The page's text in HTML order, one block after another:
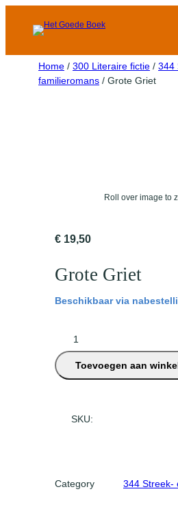
Home / 300 Literaire fictie / 344
familieromans / Grote Griet
Roll over image to
€ 19,50
Grote Griet
Beschikbaar via
o
t
Toevoegen aan
SKU:
Category 344 Streek-